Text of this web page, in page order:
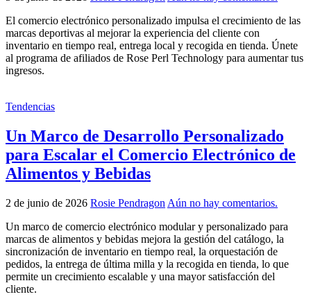
El comercio electrónico personalizado impulsa el crecimiento de las
marcas deportivas al mejorar la experiencia del cliente con
inventario en tiempo real, entrega local y recogida en tienda. Únete
al programa de afiliados de Rose Perl Technology para aumentar tus
ingresos.
Tendencias
Un Marco de Desarrollo Personalizado
para Escalar el Comercio Electrónico de
Alimentos y Bebidas
2 de junio de 2026 Rosie Pendragon Aún no hay comentarios.
Un marco de comercio electrónico modular y personalizado para
marcas de alimentos y bebidas mejora la gestión del catálogo, la
sincronización de inventario en tiempo real, la orquestación de
pedidos, la entrega de última milla y la recogida en tienda, lo que
permite un crecimiento escalable y una mayor satisfacción del
cliente.